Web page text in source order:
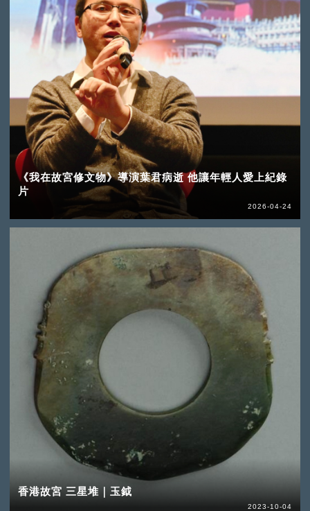
《我在故宮修文物》導演葉君病逝 他讓年輕人愛上紀錄
片
2026-04-24
香港故宮 三星堆｜玉鉞
2023-10-04